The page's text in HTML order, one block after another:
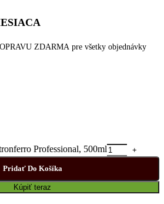
ZDARMA pre všetky objednávky
Professional, 500ml
Pridať Do Košíka
Kúpiť teraz